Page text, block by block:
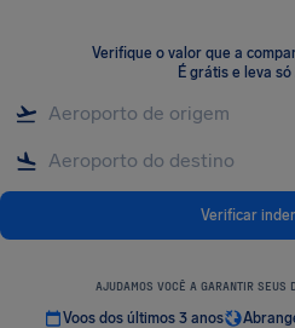
Verifique o valor que a
É grátis e leva
Verificar
AJUDAMOS VOCÊ A GARANTIR SEUS
Voos dos últimos 3 anos